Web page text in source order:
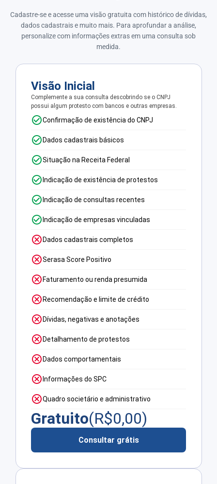
Cadastre-se e acesse uma visão gratuita com histórico de dívidas,
dados cadastrais e muito mais. Para aprofundar a análise,
personalize com informações extras em uma consulta sob
medida.
Visão Inicial
Complemente a sua consulta descobrindo se o CNPJ
possui algum protesto com bancos e outras empresas.
Confirmação de existência do CNPJ
Dados cadastrais básicos
Situação na Receita Federal
Indicação de existência de protestos
Indicação de consultas recentes
Indicação de empresas vinculadas
Dados cadastrais completos
Serasa Score Positivo
Faturamento ou renda presumida
Recomendação e limite de crédito
Dívidas, negativas e anotações
Detalhamento de protestos
Dados comportamentais
Informações do SPC
Quadro societário e administrativo
Gratuito(R$0,00)
Consultar grátis